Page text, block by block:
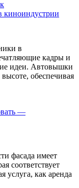
киноиндустрии
в
кадры и
идеи. Автовышки
обеспечивая
—
фасада имеет
соответствует
услуга, как аренда